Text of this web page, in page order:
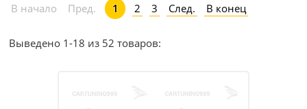
В начало Пред. 1 2 3 След. В конец
Выведено 1-18 из 52 товаров: